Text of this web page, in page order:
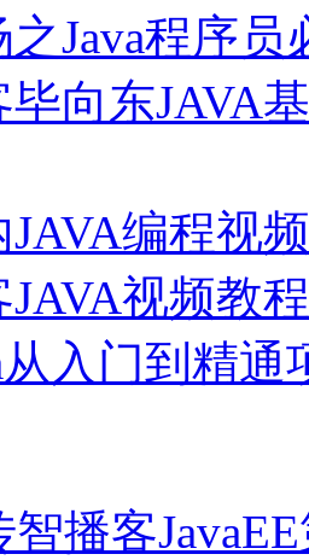
Java程序
向东JAVA
编程视
视频教
从入门到精
智播客